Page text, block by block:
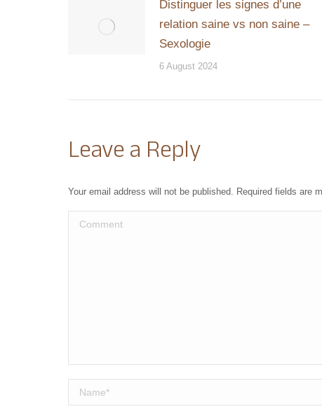
Distinguer les signes d’une
relation saine vs non saine –
Sexologie
6 August 2024
Leave a Reply
Your email address will not be published. Required fields are
Comment
Name *